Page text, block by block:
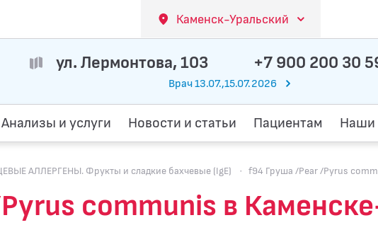
Каменск-Уральский
ул. Лермонтова, 103 +7 900 200 30
Врач 13.07.,15.07.2026
Анализы и услуги Новости и статьи Пациентам Наши
АЛЛЕРГЕНЫ. Фрукты и сладкие бахчевые (IgE) · f94 Груша /Pear /Pyrus
communis в